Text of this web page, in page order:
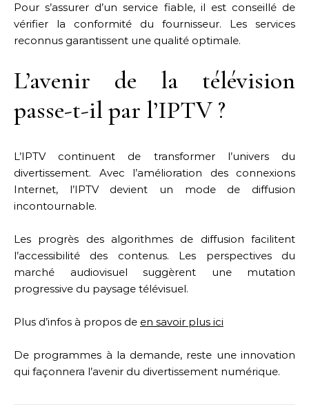
Pour s’assurer d’un service fiable, il est conseillé de
vérifier la conformité du fournisseur. Les services
reconnus garantissent une qualité optimale.
L’avenir de la télévision
passe-t-il par l’IPTV ?
L’IPTV continuent de transformer l’univers du
divertissement. Avec l’amélioration des connexions
Internet, l’IPTV devient un mode de diffusion
incontournable.
Les progrès des algorithmes de diffusion facilitent
l’accessibilité des contenus. Les perspectives du
marché audiovisuel suggèrent une mutation
progressive du paysage télévisuel.
Plus d’infos à propos de en savoir plus ici
De programmes à la demande, reste une innovation
qui façonnera l’avenir du divertissement numérique.